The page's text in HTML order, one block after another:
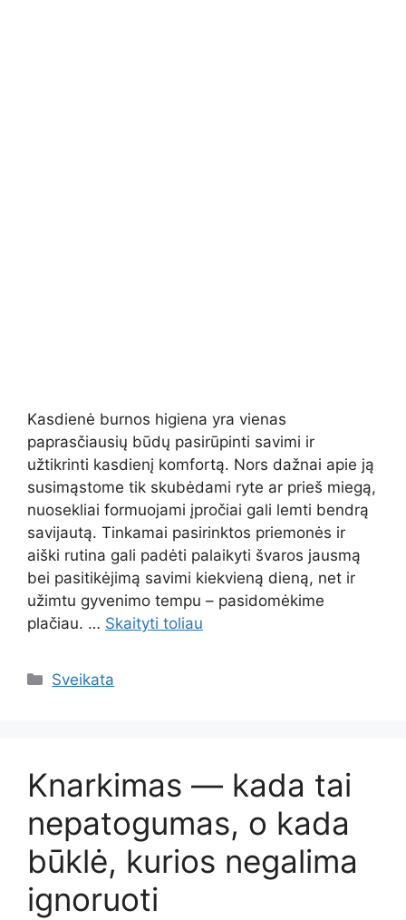
Kasdienė burnos higiena yra vienas
paprasčiausių būdų pasirūpinti savimi ir
užtikrinti kasdienį komfortą. Nors dažnai apie ją
susimąstome tik skubėdami ryte ar prieš miegą,
nuosekliai formuojami įpročiai gali lemti bendrą
savijautą. Tinkamai pasirinktos priemonės ir
aiški rutina gali padėti palaikyti švaros jausmą
bei pasitikėjimą savimi kiekvieną dieną, net ir
užimtu gyvenimo tempu – pasidomėkime
plačiau. … Skaityti toliau
Kategorijos
Sveikata
Knarkimas — kada tai
nepatogumas, o kada
būklė, kurios negalima
ignoruoti